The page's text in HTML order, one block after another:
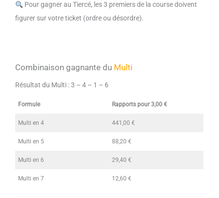
Pour gagner au Tiercé, les 3 premiers de la course doivent
figurer sur votre ticket (ordre ou désordre).
Combinaison gagnante du Multi
Résultat du Multi : 3 – 4 – 1 – 6
Formule Rapports pour 3,00 €
Multi en 4 441,00 €
Multi en 5 88,20 €
Multi en 6 29,40 €
Multi en 7 12,60 €